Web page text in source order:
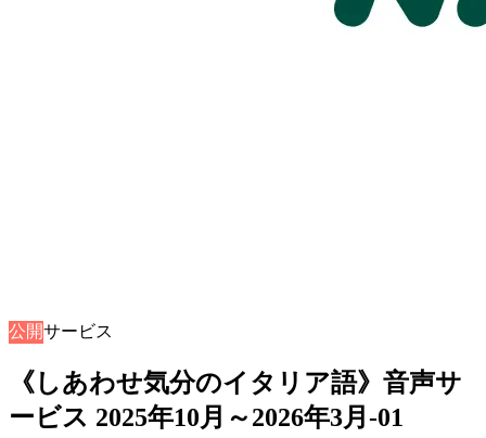
公開
音声サービス
《しあわせ気分のイタリア語》音声サ
ービス 2025年10月～2026年3月-01